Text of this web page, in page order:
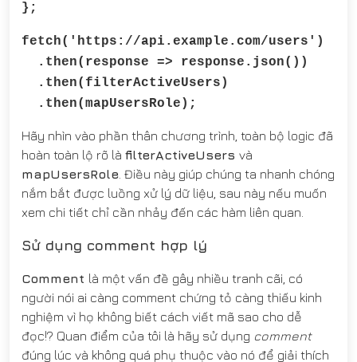
};
fetch('https://api.example.com/users')
.then(response => response.json())
.then(filterActiveUsers)
.then(mapUsersRole);
Hãy nhìn vào phần thân chương trình, toàn bộ logic đã
hoàn toàn lộ rõ là filterActiveUsers và
mapUsersRole . Điều này giúp chúng ta nhanh chóng
nắm bắt được luồng xử lý dữ liệu, sau này nếu muốn
xem chi tiết chỉ cần nhảy đến các hàm liên quan.
Sử dụng comment hợp lý
Comment là một vấn đề gây nhiều tranh cãi, có
người nói ai càng comment chứng tỏ càng thiếu kinh
nghiệm vì họ không biết cách viết mã sao cho dễ
đọc!? Quan điểm của tôi là hãy sử dụng comment
đúng lúc và không quá phụ thuộc vào nó để giải thích